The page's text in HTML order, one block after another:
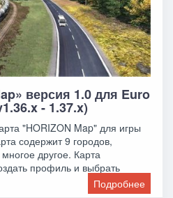
версия 1.0 для Euro
- 1.37.x)
"HORIZON Map" для игры
содержит 9 городов,
другое. Карта
профиль и выбрать
Подробнее